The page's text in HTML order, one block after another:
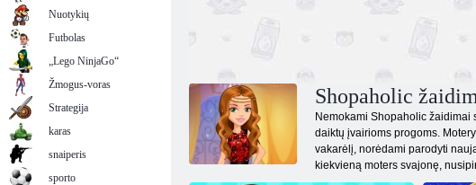
Shopaholic
Nemokami Shopaholic
daiktų įvairioms progoms.
vakarėlį, norėdami parodyti
kiekvieną moters svajonę,
Nuotykių
Futbolas
„Lego NinjaGo“
Žmogus-voras
Strategija
karas
snaiperis
sporto